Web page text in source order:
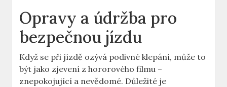
Opravy a údržba pro
bezpečnou jízdu
Když se při jízdě ozývá podivné klepání, může to
být jako zjevení z hororového filmu –
znepokojující a nevědomé. Důležité je